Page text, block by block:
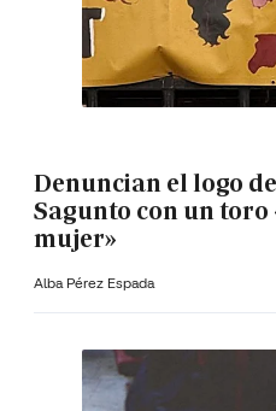
Denuncian el logo
Sagunto con un
mujer»
Alba Pérez Espada